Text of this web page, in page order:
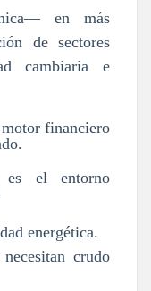
en más
de sectores
cambiaria e
financiero
el entorno
energética.
crudo